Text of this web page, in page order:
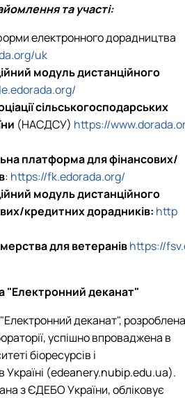
та участі:
електронного дорадництва
uk
модуль дистанційного
сільськогосподарських
(НАСДСУ) https://
платформа для фінансових/
: https://fk.edorada.org/
модуль дистанційного
кредитних дорадників: http
для ветеранівhttps://
"Електронний деканат"
деканат", розроблена
успішно впроваджена в
біоресурсів і
Україні (edeanery.nubip.edu.ua).
з ЄДЕБО України, обліковує